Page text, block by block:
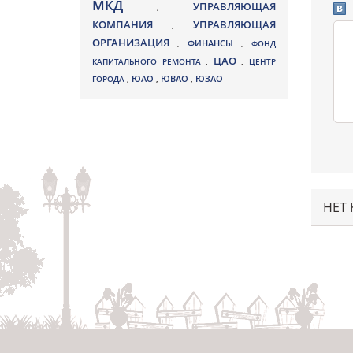
НЕТ
МКД, УПРАВЛЯЮЩАЯ
КОМПАНИЯ
, УПРАВЛЯЮЩАЯ
ОРГАНИЗАЦИЯ
, ФИНАНСЫ , ФОНД
КАПИТАЛЬНОГО РЕМОНТА , ЦАО ,
ЦЕНТР
ГОРОДА , ЮАО , ЮВАО , ЮЗАО